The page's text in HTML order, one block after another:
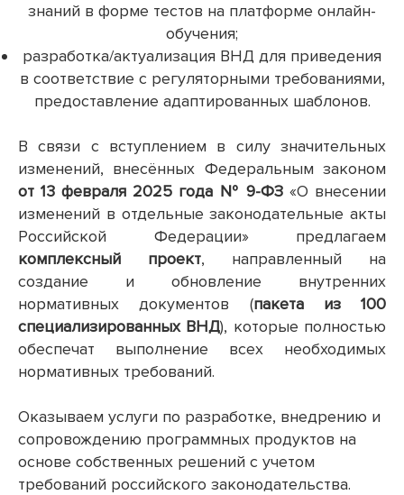
знаний в форме тестов на платформе онлайн-
обучения;
разработка/актуализация ВНД для приведения
в соответствие с регуляторными требованиями,
предоставление адаптированных шаблонов.
В связи с вступлением в силу значительных
изменений, внесённых Федеральным законом
от 13 февраля 2025 года № 9-ФЗ«О внесении
изменений в отдельные законодательные акты
Российской Федерации» предлагаем
комплексный проект, направленный на
создание и обновление внутренних
нормативных документов (пакета из 100
специализированных ВНД), которые полностью
обеспечат выполнение всех необходимых
нормативных требований.
Оказываем услуги по разработке, внедрению и
сопровождению программных продуктов на
основе собственных решений с учетом
требований российского законодательства.